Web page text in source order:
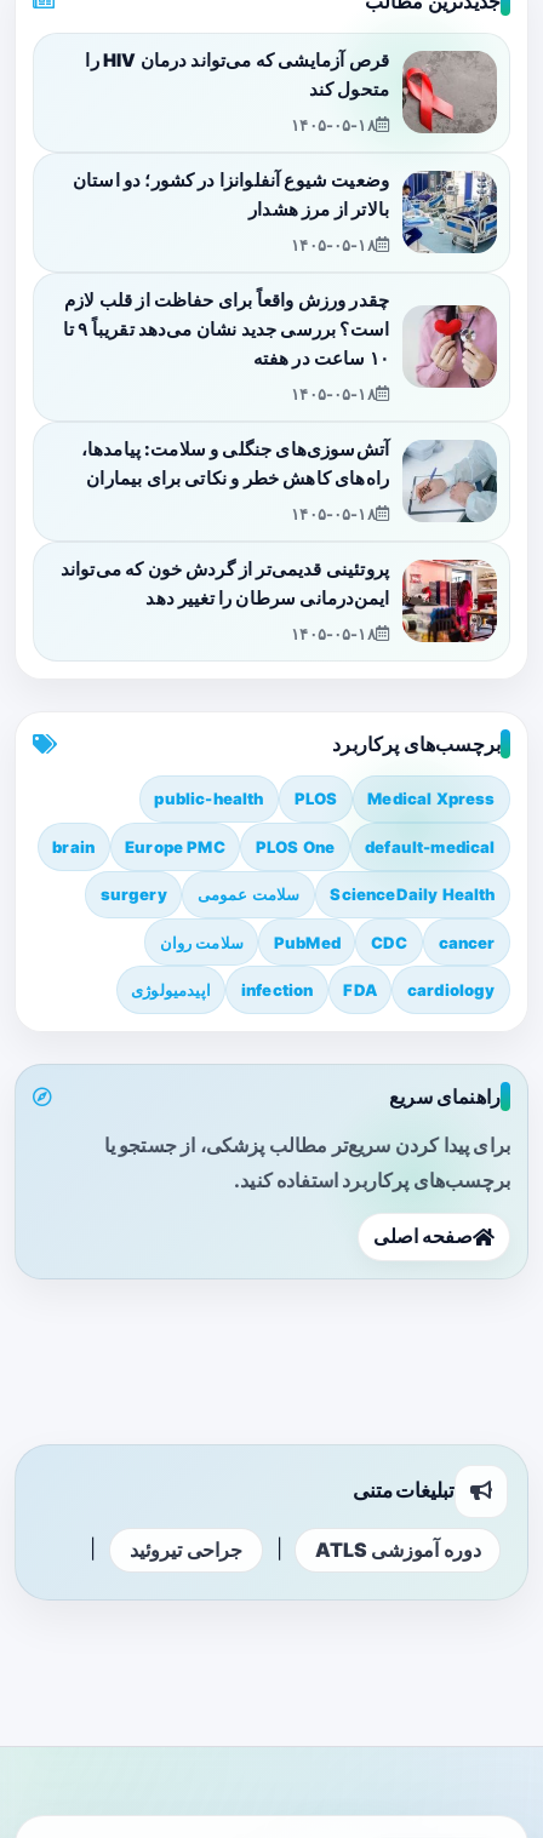
قرص آزمایشی که می‌تواند درمان HIV را
متحول کند
۱۴۰۵-۰۵-۱۸
وضعیت شیوع آنفلوانزا در کشور؛ دو استان
بالاتر از مرز هشدار
۱۴۰۵-۰۵-۱۸
چقدر ورزش واقعاً برای حفاظت از قلب لازم
است؟ بررسی جدید نشان می‌دهد تقریباً ۹ تا
۱۰ ساعت در هفته
۱۴۰۵-۰۵-۱۸
آتش‌سوزی‌های جنگلی و سلامت: پیامدها،
راه‌های کاهش خطر و نکاتی برای بیماران
۱۴۰۵-۰۵-۱۸
پروتئینی قدیمی‌تر از گردش خون که می‌تواند
ایمن‌درمانی سرطان را تغییر دهد
۱۴۰۵-۰۵-۱۸
برچسب‌های پرکاربرد
Medical Xpress
PLOS
public-health
default-medical
PLOS One
Europe PMC
brain
ScienceDaily Health سلامت عمومی surgery
cancer
CDC
PubMed سلامت روان
cardiology
FDA
infection اپیدمیولوژی
راهنمای سریع
برای پیدا کردن سریع‌تر مطالب پزشکی، از جستجو یا
برچسب‌های پرکاربرد استفاده کنید.
صفحه اصلی
تبلیغات متنی
دوره آموزشی ATLS جراحی تیروئید